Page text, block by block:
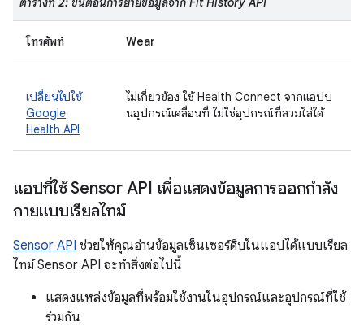
โทรศัพท์ Wear
เปลี่ยนไปใช้
Google
Health API
ไม่เกี่ยวข้อง ใช้ Health Connect จากแอปบ
นอุปกรณ์เคลื่อนที่ ไม่ใช่อุปกรณ์ที่สวมใส่ได้
แอปที่ใช้ Sensor API เพื่อแสดงข้อมูลการออกกำลัง
กายแบบเรียลไทม์
Sensor API ช่วยให้คุณอ่านข้อมูลเซ็นเซอร์ดิบในแอปได้แบบเรียล
ไทม์ Sensor API จะทำสิ่งต่อไปนี้
แสดงแหล่งข้อมูลที่พร้อมใช้งานในอุปกรณ์และอุปกรณ์ที่ใช้
ร่วมกัน